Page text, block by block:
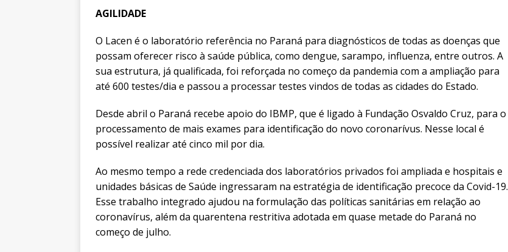
AGILIDADE
O Lacen é o laboratório referência no Paraná para diagnósticos de todas as doenças que
possam oferecer risco à saúde pública, como dengue, sarampo, influenza, entre outros. A
sua estrutura, já qualificada, foi reforçada no começo da pandemia com a ampliação para
até 600 testes/dia e passou a processar testes vindos de todas as cidades do Estado.
Desde abril o Paraná recebe apoio do IBMP, que é ligado à Fundação Osvaldo Cruz, para o
processamento de mais exames para identificação do novo coronarívus. Nesse local é
possível realizar até cinco mil por dia.
Ao mesmo tempo a rede credenciada dos laboratórios privados foi ampliada e hospitais e
unidades básicas de Saúde ingressaram na estratégia de identificação precoce da Covid-19.
Esse trabalho integrado ajudou na formulação das políticas sanitárias em relação ao
coronavírus, além da quarentena restritiva adotada em quase metade do Paraná no
começo de julho.